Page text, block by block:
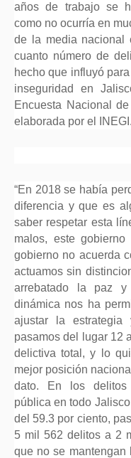
años de trabajo se
como no ocurría en
de la media nacional
cuanto número de
hecho que influyó
inseguridad en
Encuesta Nacional
elaborada por el INEGI.
“En 2018 se había
diferencia y que es
saber respetar esta
malos, este
gobierno no acuerda
actuamos sin
arrebatado la paz
dinámica nos ha
ajustar la estrategia
pasamos del lugar 12
delictiva total, y lo
mejor posición
dato. En los delitos
pública en todo
del 59.3 por ciento,
5 mil 562 delitos a 2
que no se mantengan